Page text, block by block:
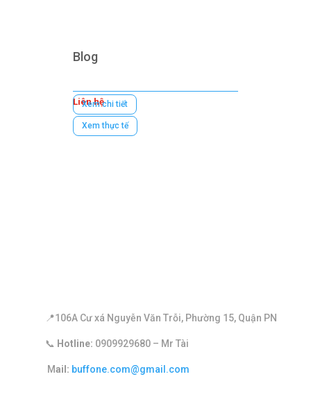
Blog
Liên hệ
Xem chi tiết
Xem thực tế
📍106A Cư xá Nguyễn Văn Trỗi, Phường 15, Quận PN
📞 Hotline: 0909929680 – Mr Tài
​ Mail: buffone.com@gmail.com